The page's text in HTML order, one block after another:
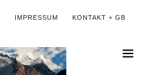
IMPRESSUM KONTAKT + GB